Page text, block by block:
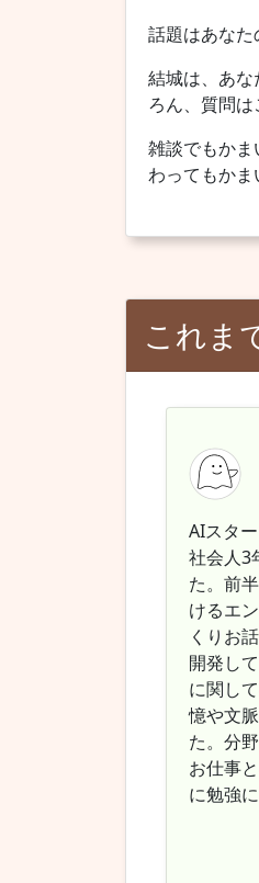
話題はあなた
結城は、あ
ろん、質問は
雑談でもか
わってもかま
これま
AIスタ
社会人3
た。前
けるエ
くりお
開発し
に関し
憶や文
た。分
お仕事
に勉強